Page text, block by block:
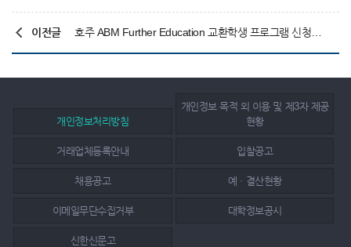
이전글
개인정보처리방침
개인정보 목적 외 이용 및 제3자 제공
현황
거래업체등록안내 입찰공고
채용공고 예ㆍ결산현황
이메일무단수집거부 대학정보공시
신한신문고